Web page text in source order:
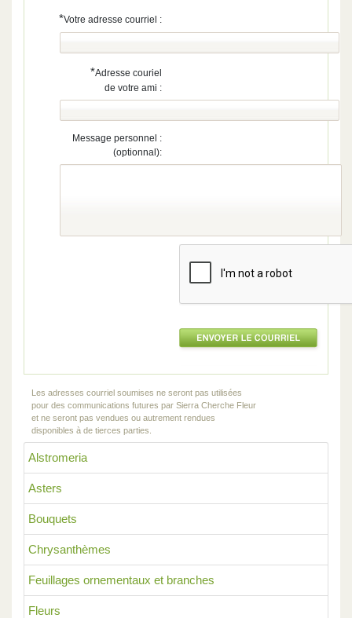
Alstromeria
Asters
Bouquets
Chrysanthèmes
Feuillages ornementaux et branches
Fleurs
*Votre adresse courriel :
*Adresse couriel
de votre ami :
Message personnel :
(optionnal):
Les adresses courriel soumises ne seront pas utilisées
pour des communications futures par Sierra Cherche Fleur
et ne seront pas vendues ou autrement rendues
disponibles à de tierces parties.